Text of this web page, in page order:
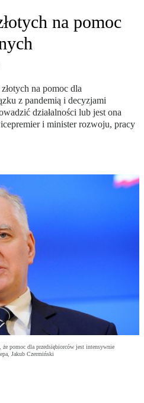
na pomoc
na pomoc dla
z pandemią i decyzjami
działalności lub jest ona
i minister rozwoju, pracy
że pomoc dla przedsiębiorców jest intensywnie
Jakub Czermiński